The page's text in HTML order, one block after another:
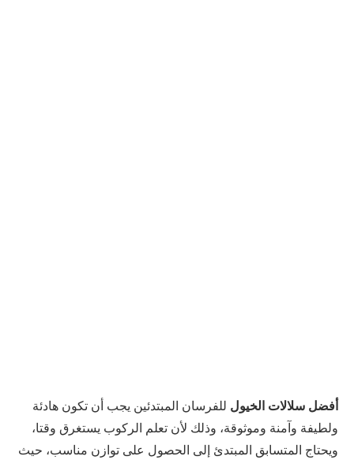
أفضل سلالات الخيول للفرسان المبتدئين يجب أن تكون هادئة
ولطيفة وآمنة وموثوقة، وذلك لأن تعلم الركوب يستغرق وقتا،
ويحتاج المتسابق المبتدئ إلى الحصول على توازن مناسب، حيث